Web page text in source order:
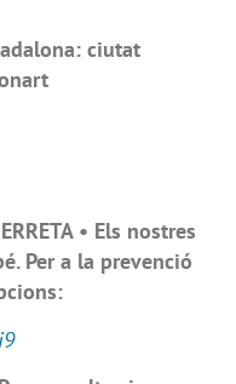
ciutat
• Els nostres
Per a la prevenció